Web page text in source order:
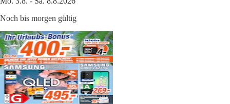
Noch bis morgen gültig